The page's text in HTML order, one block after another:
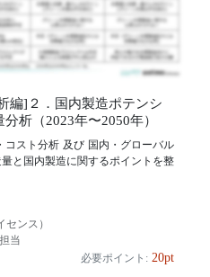
編]２．国内製造ポテンシ
析（2023年〜2050年）
コスト分析 及び 国内・グローバル
と国内製造に関するポイントを整
ンス）
当
必要ポイント: 20pt